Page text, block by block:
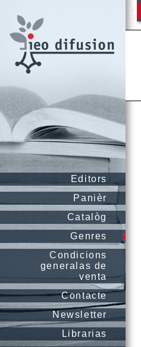
Editors
Panièr
Catalòg
Genres
Condicions
generalas de
venta
Contacte
Newsletter
Librarias